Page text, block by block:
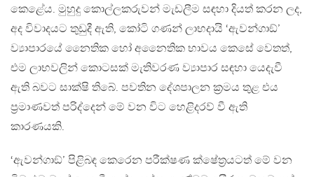
කෙළේය. මුහුදු කොල්ලකරුවන් මැඩලීම සඳහා දියත් කරන ලද,
අද විවාදයට තුඩුදී ඇති, කෝටි ගණන් ලාභදායි ‘ඇවන්ගාඞ්’
ව්‍යාපාරයේ නෛතික හෝ අනෛතික භාවය කෙසේ වෙතත්,
එම ලාභවලින් කොටසක් මැතිවරණ ව්‍යාපාර සඳහා යෙදැවී
ඇති බවට සාක්ෂි තිබේ. පවතින දේශපාලන ක‍්‍රමය තුළ එය
ප‍්‍රමාණවත් පරිද්දෙන් මේ වන විට හෙළිදරව් වී ඇති
කාරණයකි.
‘ඇවන්ගාඞ්’ පිළිබඳ කෙරෙන පරීක්ෂණ ක්ෂේත‍්‍රයටත් මේ වන